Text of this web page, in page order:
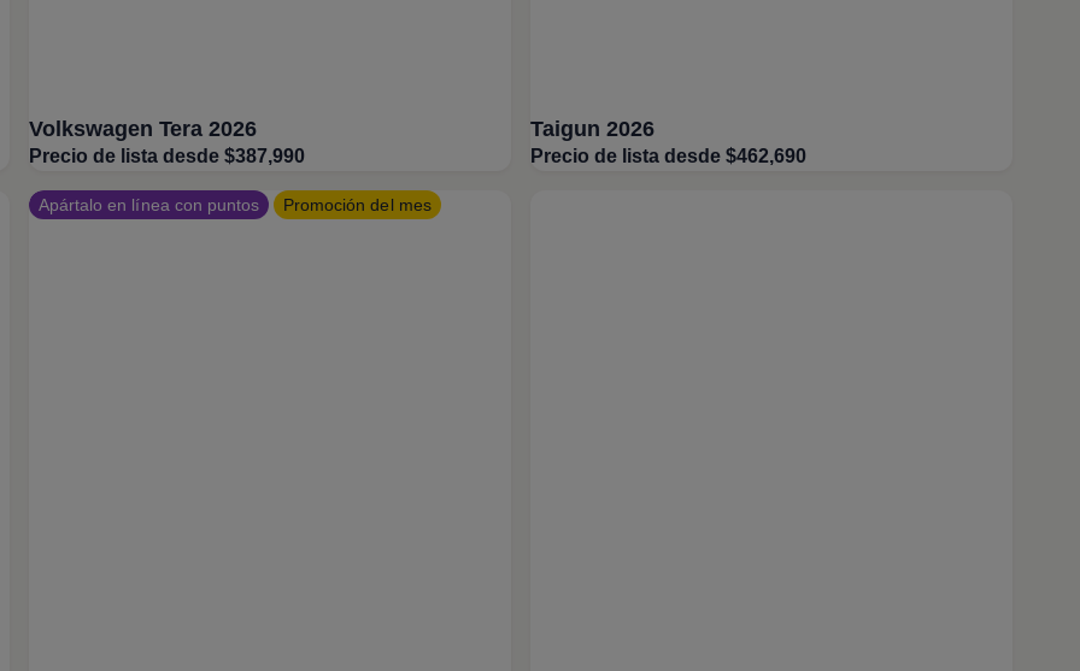
Volkswagen Tera 2026
Precio de lista desde $387,990
Taigun 2026
Precio de lista desde $462,690
Apártalo en línea con puntos Promoción del mes